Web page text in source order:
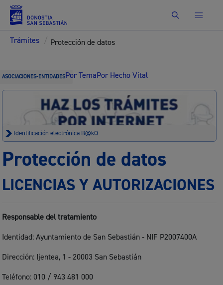
Buscar
Trámites / Protección de datos
ASOCIACIONES-ENTIDADESPor TemaPor Hecho Vital
Identificación electrónica B@kQ
Protección de datos
LICENCIAS Y AUTORIZACIONES
Responsable del tratamiento
Identidad: Ayuntamiento de San Sebastián - NIF P2007400A
Dirección: Ijentea, 1 - 20003 San Sebastián
Teléfono: 010 / 943 481 000